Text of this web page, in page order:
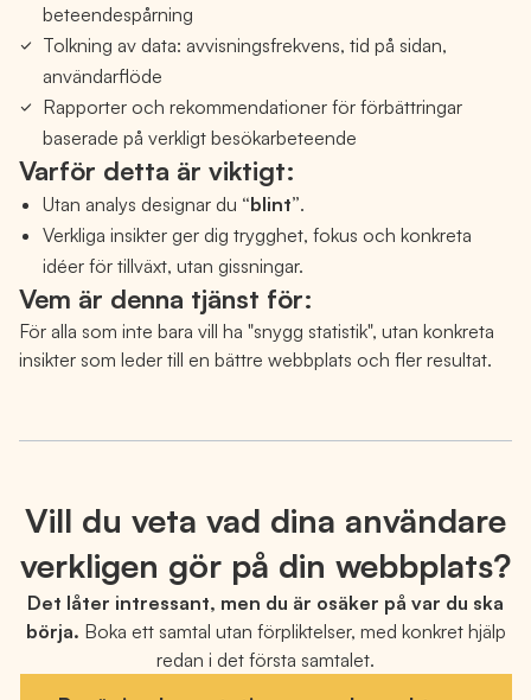
beteendespårning
Tolkning av data: avvisningsfrekvens, tid på sidan,
användarflöde
Rapporter och rekommendationer för förbättringar
baserade på verkligt besökarbeteende
Varför detta är viktigt:
Utan analys designar du “blint”.
Verkliga insikter ger dig trygghet, fokus och konkreta
idéer för tillväxt, utan gissningar.
Vem är denna tjänst för:
För alla som inte bara vill ha "snygg statistik", utan konkreta
insikter som leder till en bättre webbplats och fler resultat.
Vill du veta vad dina användare
verkligen gör på din webbplats?
Det låter intressant, men du är osäker på var du ska
börja. Boka ett samtal utan förpliktelser, med konkret hjälp
redan i det första samtalet.